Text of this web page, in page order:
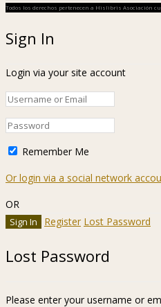
Todos los derechos pertenecen a Hislibris Asociación
Sign In
Login via your site account
Remember Me
Or login via a social network
OR
Register Lost Password
Lost Password
Please enter your username or